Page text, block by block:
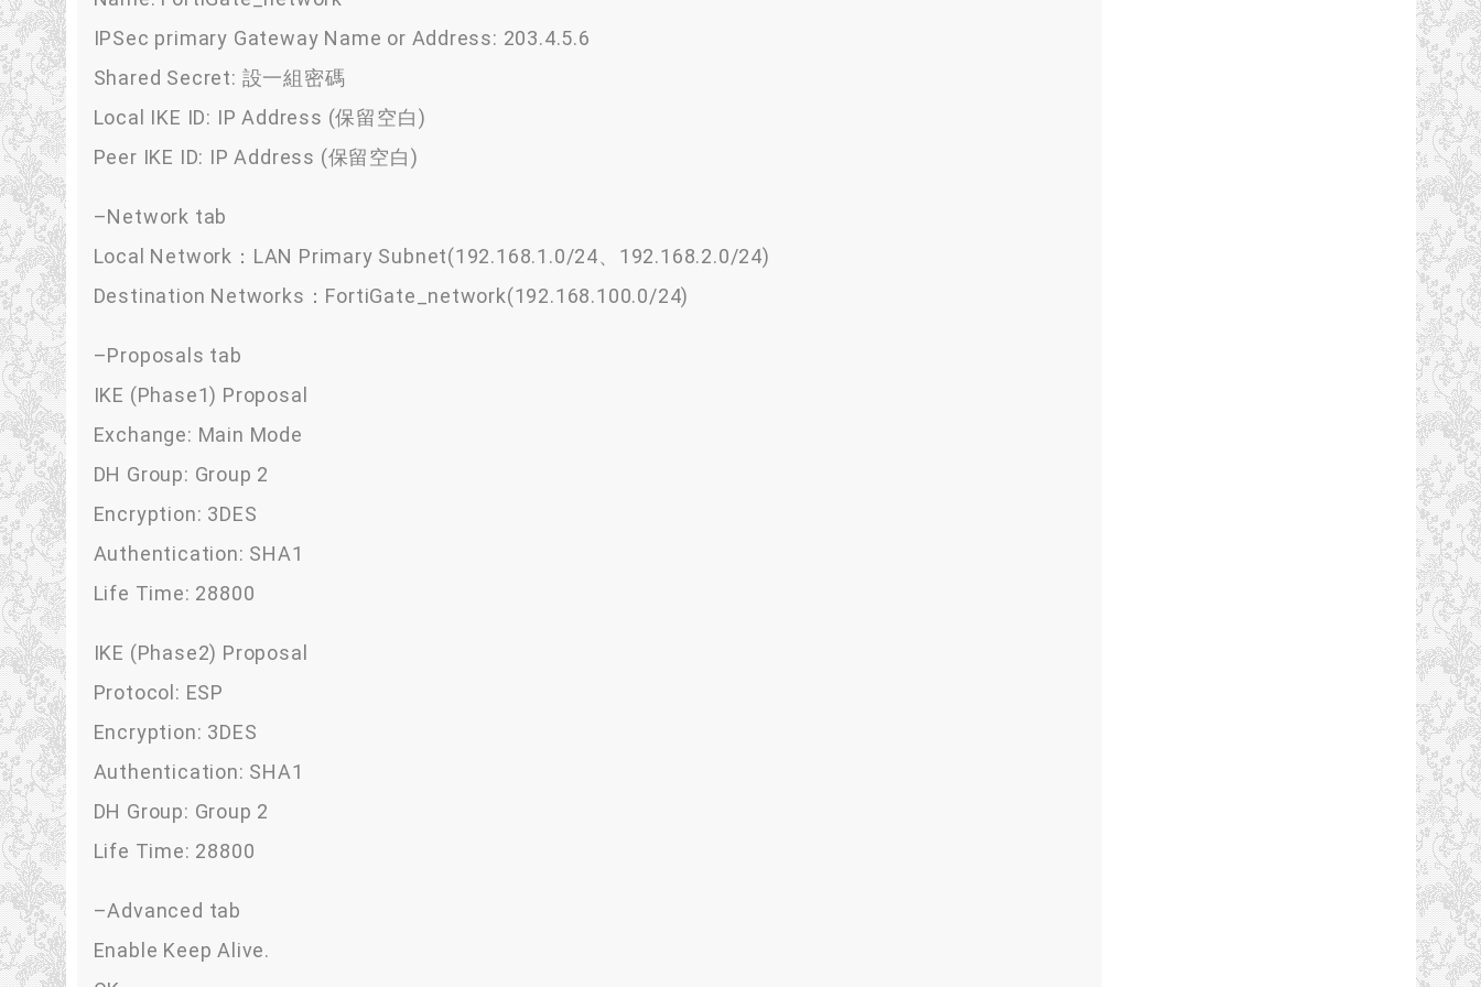
IPSec primary Gateway Name or Address: 203.4.5.6
Shared Secret: 設一組密碼
Local IKE ID: IP Address (保留空白)
Peer IKE ID: IP Address (保留空白)
–Network tab
Local Network：LAN Primary Subnet(192.168.1.0/24、192.168.2.0/24)
Destination Networks：FortiGate_network(192.168.100.0/24)
–Proposals tab
IKE (Phase1) Proposal
Exchange: Main Mode
DH Group: Group 2
Encryption: 3DES
Authentication: SHA1
Life Time: 28800
IKE (Phase2) Proposal
Protocol: ESP
Encryption: 3DES
Authentication: SHA1
DH Group: Group 2
Life Time: 28800
–Advanced tab
Enable Keep Alive.